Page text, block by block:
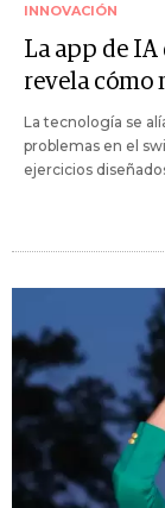
INNOVACIÓN
La app de IA
revela cómo
La tecnología se
problemas en el
ejercicios